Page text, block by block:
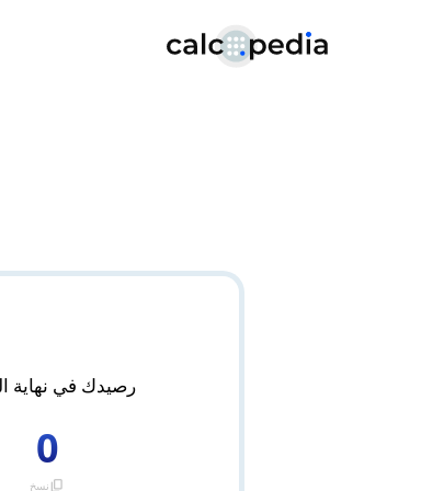
رصيدك في نهاية
0
content_copy نسخ